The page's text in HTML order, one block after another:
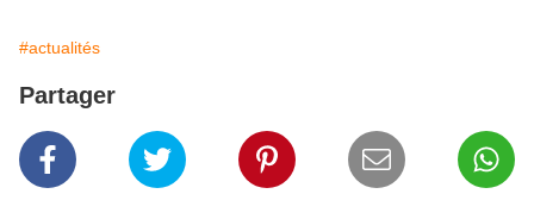
#actualités
Partager